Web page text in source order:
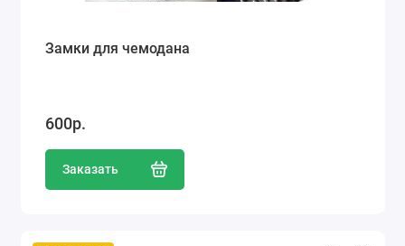
Замки для чемодана
600р.
Заказать